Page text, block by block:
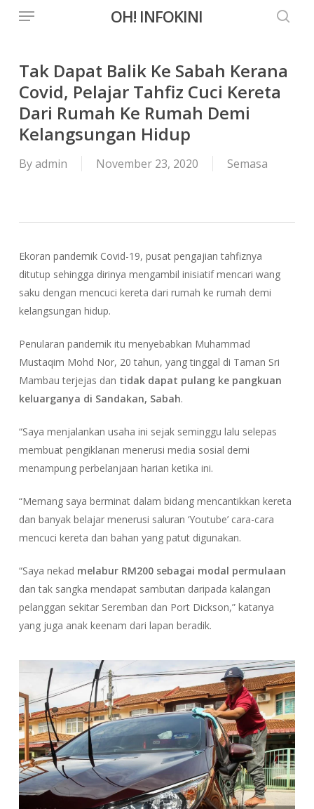
content
OH! INFOKINI
Menu
Tak Dapat Balik Ke Sabah Kerana
Covid, Pelajar Tahfiz Cuci Kereta
Dari Rumah Ke Rumah Demi
Kelangsungan Hidup
Byadmin November 23, 2020 Semasa
Ekoran pandemik Covid-19, pusat pengajian tahfiznya
ditutup sehingga dirinya mengambil inisiatif mencari wang
saku dengan mencuci kereta dari rumah ke rumah demi
kelangsungan hidup.
Penularan pandemik itu menyebabkan Muhammad
Mustaqim Mohd Nor, 20 tahun, yang tinggal di Taman Sri
Mambau terjejas dan tidak dapat pulang ke pangkuan
keluarganya di Sandakan, Sabah.
“Saya menjalankan usaha ini sejak seminggu lalu selepas
membuat pengiklanan menerusi media sosial demi
menampung perbelanjaan harian ketika ini.
“Memang saya berminat dalam bidang mencantikkan kereta
dan banyak belajar menerusi saluran ‘Youtube’ cara-cara
mencuci kereta dan bahan yang patut digunakan.
“Saya nekad melabur RM200 sebagai modal permulaan
dan tak sangka mendapat sambutan daripada kalangan
pelanggan sekitar Seremban dan Port Dickson,” katanya
yang juga anak keenam dari lapan beradik.